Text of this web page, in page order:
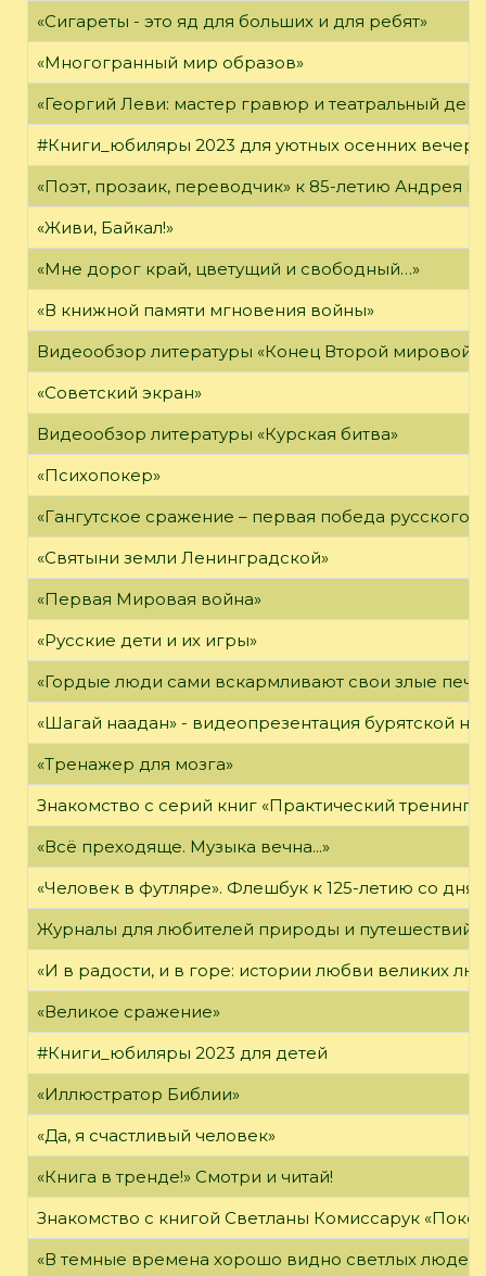
«Сигареты - это яд для больших и для ребят»
«Многогранный мир образов»
«Георгий Леви: мастер гравюр и театральный
#Книги_юбиляры 2023 для уютных осенних
«Поэт, прозаик, переводчик» к 85-летию Андрея
«Живи, Байкал!»
«Мне дорог край, цветущий и свободный…»
«В книжной памяти мгновения войны»
Видеообзор литературы «Конец Второй мировой
«Советский экран»
Видеообзор литературы «Курская битва»
«Психопокер»
«Гангутское сражение – первая победа русского
«Святыни земли Ленинградской»
«Первая Мировая война»
«Русские дети и их игры»
«Гордые люди сами вскармливают свои злые
«Шагай наадан» - видеопрезентация бурятской
«Тренажер для мозга»
Знакомство с серий книг «Практический тренинг»
«Всё преходяще. Музыка вечна...»
«Человек в футляре». Флешбук к 125-летию со дня
Журналы для любителей природы и путешествий
«И в радости, и в горе: истории любви великих
«Великое сражение»
#Книги_юбиляры 2023 для детей
«Иллюстратор Библии»
«Да, я счастливый человек»
«Книга в тренде!» Смотри и читай!
Знакомство с книгой Светланы Комиссарук
«В темные времена хорошо видно светлых людей»